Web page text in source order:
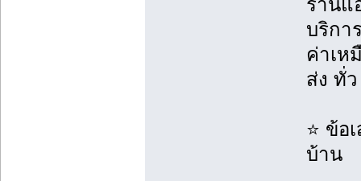
บริกา
ค่าเห
ส่ง ทั่
⭐ ข้อ
บ้าน